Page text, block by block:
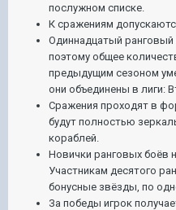
послужном списке.
К сражениям
Одиннадцатый ранговый
поэтому общее
предыдущим сезоном
они объединены в лиги:
Сражения проходят в
будут полностью
кораблей.
Новички ранговых боёв
Участникам десятого
бонусные звёзды, по
За победы игрок